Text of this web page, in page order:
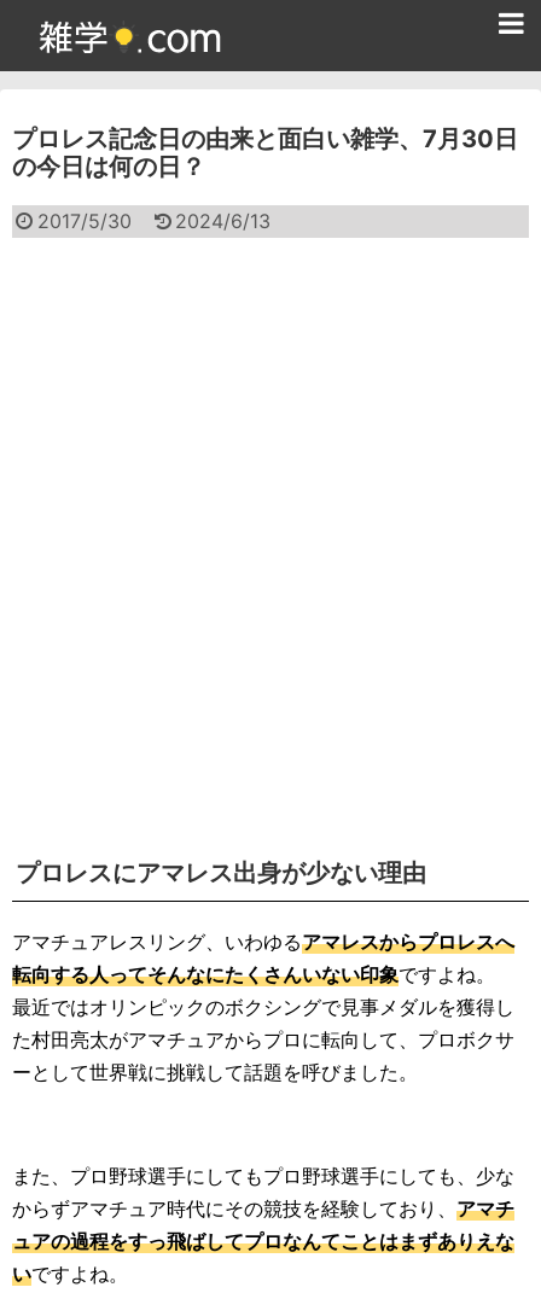
プロレス記念日の由来と面白い雑学、7月30日
の今日は何の日？
2017/5/30 2024/6/13
プロレスにアマレス出身が少ない理由
アマチュアレスリング、いわゆるアマレスからプロレスへ
転向する人ってそんなにたくさんいない印象ですよね。
最近ではオリンピックのボクシングで見事メダルを獲得し
た村田亮太がアマチュアからプロに転向して、プロボクサ
ーとして世界戦に挑戦して話題を呼びました。
また、プロ野球選手にしてもプロ野球選手にしても、少な
からずアマチュア時代にその競技を経験しており、 アマチ
ュアの過程をすっ飛ばしてプロなんてことはまずありえな
いですよね。
雑学クイズ問題集
面白い雑学